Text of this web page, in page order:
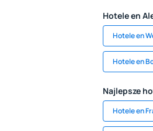
Hotele en
Hotele en
Hotele en
Najlepsze
Hotele en